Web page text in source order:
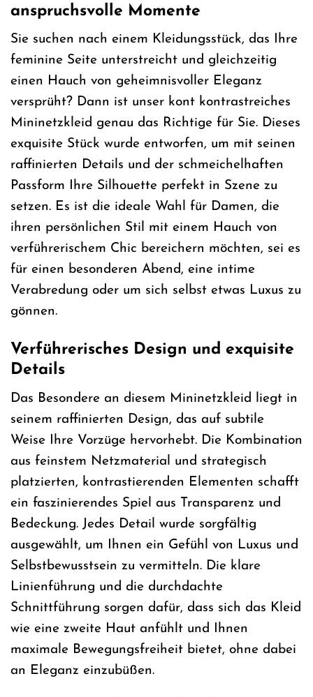
anspruchsvolle Momente
Sie suchen nach einem Kleidungsstück, das Ihre
feminine Seite unterstreicht und gleichzeitig
einen Hauch von geheimnisvoller Eleganz
versprüht? Dann ist unser kont kontrastreiches
Mininetzkleid genau das Richtige für Sie. Dieses
exquisite Stück wurde entworfen, um mit seinen
raffinierten Details und der schmeichelhaften
Passform Ihre Silhouette perfekt in Szene zu
setzen. Es ist die ideale Wahl für Damen, die
ihren persönlichen Stil mit einem Hauch von
verführerischem Chic bereichern möchten, sei es
für einen besonderen Abend, eine intime
Verabredung oder um sich selbst etwas Luxus zu
gönnen.
Verführerisches Design und exquisite
Details
Das Besondere an diesem Mininetzkleid liegt in
seinem raffinierten Design, das auf subtile
Weise Ihre Vorzüge hervorhebt. Die Kombination
aus feinstem Netzmaterial und strategisch
platzierten, kontrastierenden Elementen schafft
ein faszinierendes Spiel aus Transparenz und
Bedeckung. Jedes Detail wurde sorgfältig
ausgewählt, um Ihnen ein Gefühl von Luxus und
Selbstbewusstsein zu vermitteln. Die klare
Linienführung und die durchdachte
Schnittführung sorgen dafür, dass sich das Kleid
wie eine zweite Haut anfühlt und Ihnen
maximale Bewegungsfreiheit bietet, ohne dabei
an Eleganz einzubüßen.